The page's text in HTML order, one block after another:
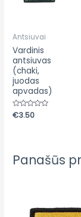
Antsiuvai
Vardinis
antsiuvas
(chaki,
juodas
apvadas)
Įvertinimas:
0
€3.50
Panašūs